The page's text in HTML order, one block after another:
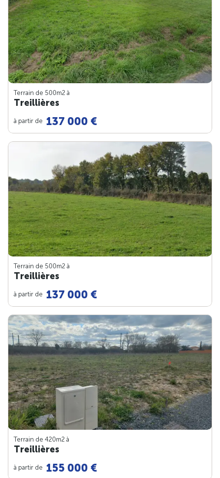
Terrain de 500m2 à
Treillières
à partir de 137 000 €
Terrain de 500m2 à
Treillières
à partir de 137 000 €
Terrain de 420m2 à
Treillières
à partir de 155 000 €